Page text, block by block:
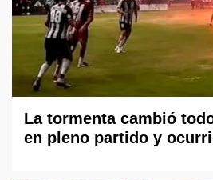
La tormenta cambió
en pleno partido y